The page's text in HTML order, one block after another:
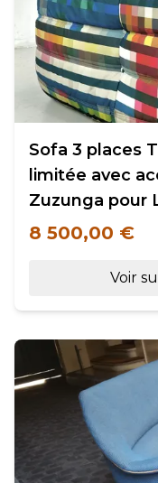
Sofa 3 places
limitée avec
Zuzunga pour
8 500,00 €
Voir